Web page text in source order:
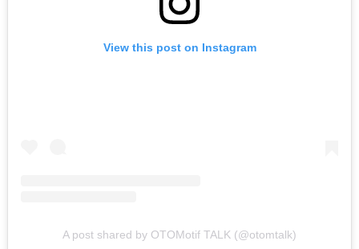
View this post on Instagram
A post shared by OTOMotif TALK (@otomtalk)